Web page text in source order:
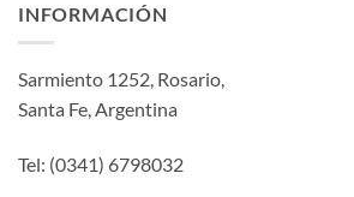
INFORMACIÓN
Sarmiento 1252, Rosario,
Santa Fe, Argentina
Tel: (0341) 6798032